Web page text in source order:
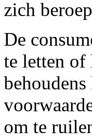
zich
De
te letten of
om te